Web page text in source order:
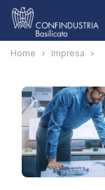
Home Impresa